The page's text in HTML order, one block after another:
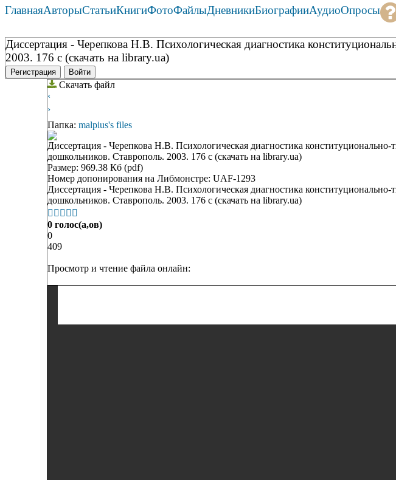
ГлавнаяАвторыСтатьиКнигиФотоФайлыДневникиБиографииАудиоОпросы
Диссертация - Черепкова Н.В. Психологическая диагностика
2003. 176 с (скачать на library.ua)
Регистрация Войти
Скачать файл
‹
›
Папка: malpius's files
Диссертация - Черепкова Н.В. Психологическая диагностика конституционально-
дошкольников. Ставрополь. 2003. 176 с (скачать на library.ua)
Размер: 969.38 Кб (pdf)
Номер допонирования на Либмонстре: UAF-1293
Диссертация - Черепкова Н.В. Психологическая диагностика конституционально-
дошкольников. Ставрополь. 2003. 176 с (скачать на library.ua)
    
0 голос(а,ов)
0
409
Просмотр и чтение файла онлайн: